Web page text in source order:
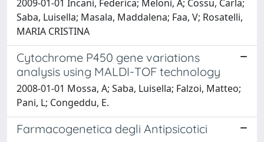
2009-01-01 Incani, Federica; Meloni, A; Cossu, Carla;
Saba, Luisella; Masala, Maddalena; Faa, V; Rosatelli,
MARIA CRISTINA
Cytochrome P450 gene variations
analysis using MALDI-TOF technology
2008-01-01 Mossa, A; Saba, Luisella; Falzoi, Matteo;
Pani, L; Congeddu, E.
Farmacogenetica degli Antipsicotici